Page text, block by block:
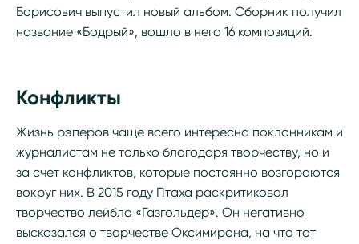
Борисович выпустил новый альбом. Сборник получил
название «Бодрый», вошло в него 16 композиций.
Конфликты
Жизнь рэперов чаще всего интересна поклонникам и
журналистам не только благодаря творчеству, но и
за счет конфликтов, которые постоянно возгораются
вокруг них. В 2015 году Птаха раскритиковал
творчество лейбла «Газгольдер». Он негативно
высказался о творчестве Оксимирона, на что тот